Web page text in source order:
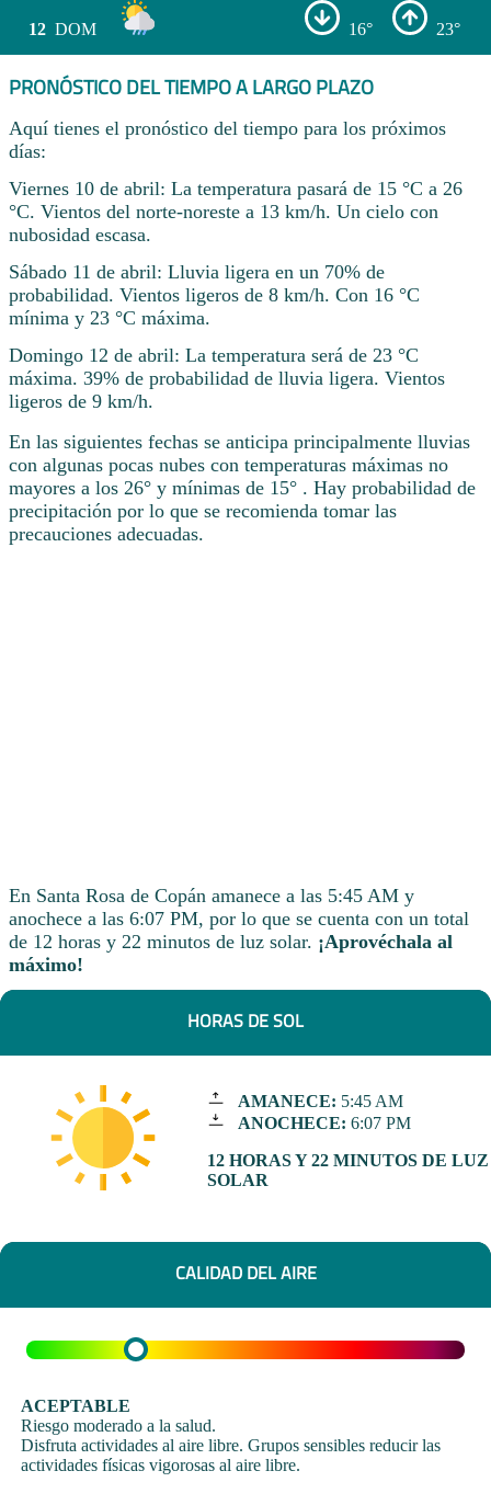
12 DOM 16° 23°
PRONÓSTICO DEL TIEMPO A LARGO PLAZO
Aquí tienes el pronóstico del tiempo para los próximos
días:
Viernes 10 de abril: La temperatura pasará de 15 °C a 26
°C. Vientos del norte-noreste a 13 km/h. Un cielo con
nubosidad escasa.
Sábado 11 de abril: Lluvia ligera en un 70% de
probabilidad. Vientos ligeros de 8 km/h. Con 16 °C
mínima y 23 °C máxima.
Domingo 12 de abril: La temperatura será de 23 °C
máxima. 39% de probabilidad de lluvia ligera. Vientos
ligeros de 9 km/h.
En las siguientes fechas se anticipa principalmente lluvias
con algunas pocas nubes con temperaturas máximas no
mayores a los 26° y mínimas de 15° . Hay probabilidad de
precipitación por lo que se recomienda tomar las
precauciones adecuadas.
En Santa Rosa de Copán amanece a las 5:45 AM y
anochece a las 6:07 PM, por lo que se cuenta con un total
de 12 horas y 22 minutos de luz solar. ¡Aprovéchala al
máximo!
HORAS DE SOL
AMANECE: 5:45 AM
ANOCHECE: 6:07 PM
12 HORAS Y 22 MINUTOS DE LUZ
SOLAR
CALIDAD DEL AIRE
ACEPTABLE
Riesgo moderado a la salud.
Disfruta actividades al aire libre. Grupos sensibles reducir las
actividades físicas vigorosas al aire libre.